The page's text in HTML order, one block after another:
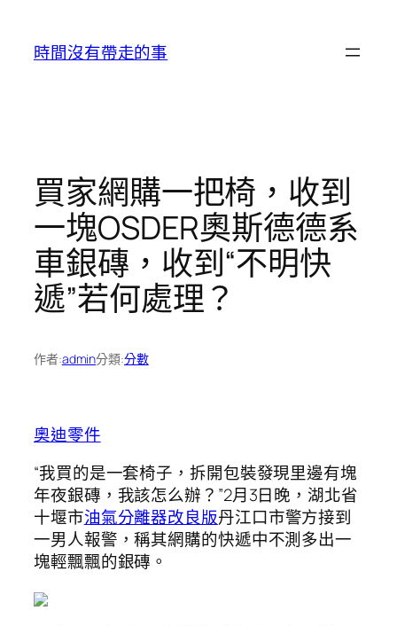
時間沒有帶走的事
買家網購一把椅，收到
一塊OSDER奧斯德德系
車銀磚，收到“不明快
遞”若何處理？
作者:admin分類:分數
奧迪零件
“我買的是一套椅子，拆開包裝發現里邊有塊
年夜銀磚，我該怎么辦？”2月3日晚，湖北省
十堰市油氣分離器改良版丹江口市警方接到
一男人報警，稱其網購的快遞中不測多出一
塊輕飄飄的銀磚。